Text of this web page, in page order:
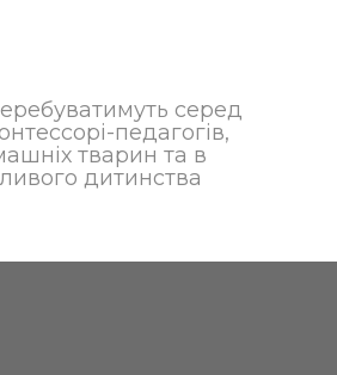
серед
педагогів,
тварин та в
дитинства